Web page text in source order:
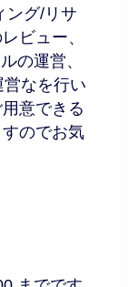
ング/リサ
ビュー、
の運営、
なを行い
意できる
のでお気